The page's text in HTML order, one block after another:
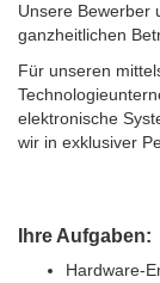
Unsere Bewerber
ganzheitlichen
Für unseren
elektronische
wir in exklusiver
Ihre Aufgaben:
Hardware-